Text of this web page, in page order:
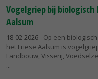
Vogelgriep bij
Aalsum
18-02-2026- Op een
het Friese Aalsum is
Landbouw, Visserij,